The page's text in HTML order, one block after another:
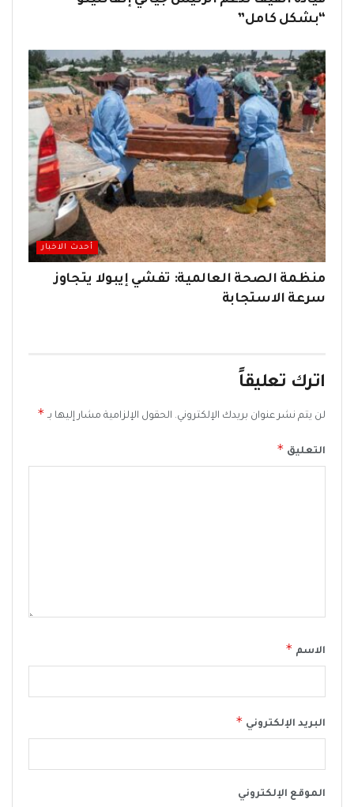
“بشكل كامل”
أحدث الاخبار
منظمة الصحة العالمية: تفشي إيبولا يتجاوز
سرعة الاستجابة
اترك تعليقاً
لن يتم نشر عنوان بريدك الإلكتروني. الحقول الإلزامية مشار إليها بـ *
التعليق *
الاسم *
البريد الإلكتروني *
الموقع الإلكتروني